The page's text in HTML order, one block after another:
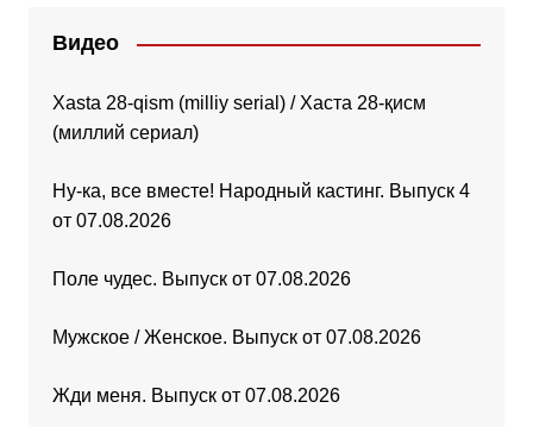
Видео
Xasta 28-qism (milliy serial) / Хаста 28-қисм
(миллий сериал)
Ну-ка, все вместе! Народный кастинг. Выпуск 4
от 07.08.2026
Поле чудес. Выпуск от 07.08.2026
Мужское / Женское. Выпуск от 07.08.2026
Жди меня. Выпуск от 07.08.2026